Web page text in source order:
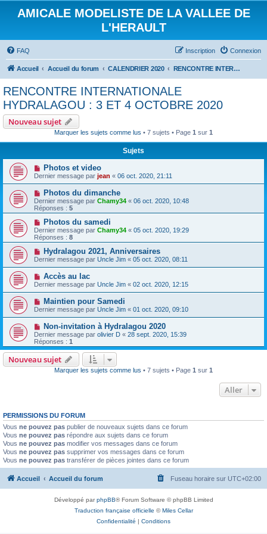
AMICALE MODELISTE DE LA VALLEE DE
L'HERAULT
FAQ Connexion
Inscription
Accueil Accueil du forum CALENDRIER 2020 RENCONTRE INTERNATIONALE HYDRALAGOU : 3 ET 4 OCTOBRE 2020
RENCONTRE INTERNATIONALE
HYDRALAGOU : 3 ET 4 OCTOBRE 2020
Nouveau sujet
Marquer les sujets comme lus • 7 sujets • Page 1 sur 1
Sujets
Photos et video
Dernier message par jean « 06 oct. 2020, 21:11
Photos du dimanche
Dernier message par Chamy34 « 06 oct. 2020, 10:48
Réponses : 5
Photos du samedi
Dernier message par Chamy34 « 05 oct. 2020, 19:29
Réponses : 8
Hydralagou 2021, Anniversaires
Dernier message par Uncle Jim « 05 oct. 2020, 08:11
Accès au lac
Dernier message par Uncle Jim « 02 oct. 2020, 12:15
Maintien pour Samedi
Dernier message par Uncle Jim « 01 oct. 2020, 09:10
Non-invitation à Hydralagou 2020
Dernier message par olivier D « 28 sept. 2020, 15:39
Réponses : 1
Nouveau sujet
Marquer les sujets comme lus • 7 sujets • Page 1 sur 1
Aller
PERMISSIONS DU FORUM
Vous ne pouvez pas publier de nouveaux sujets dans ce forum
Vous ne pouvez pas répondre aux sujets dans ce forum
Vous ne pouvez pas modifier vos messages dans ce forum
Vous ne pouvez pas supprimer vos messages dans ce forum
Vous ne pouvez pas transférer de pièces jointes dans ce forum
Accueil Accueil du forum Fuseau horaire sur UTC+02:00
Développé parphpBB® Forum Software © phpBB Limited
Traduction française officielle ©Miles Cellar
Confidentialité | Conditions